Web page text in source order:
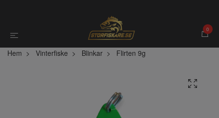
0
Hem Vinterfiske Blinkar Flirten 9g